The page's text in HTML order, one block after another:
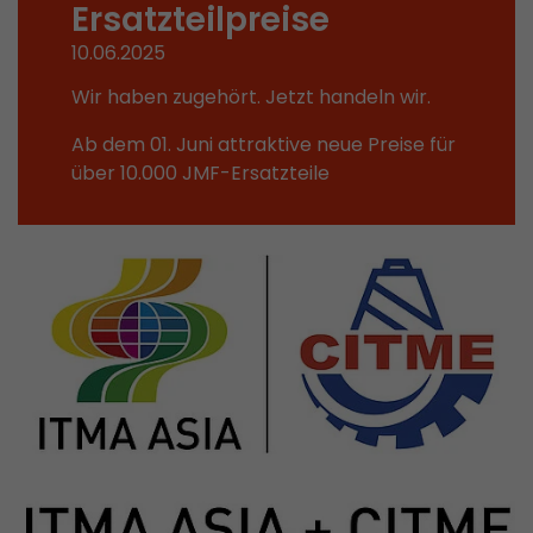
Ersatzteilpreise
10.06.2025
Wir haben zugehört. Jetzt handeln wir.
Ab dem 01. Juni attraktive neue Preise für
über 10.000 JMF-Ersatzteile
In diesem Cookie werden die
abgespeichert um Besucher zu tracken. In
des ersten Besuches, der Zeitpunkt zu
eindeutiger Besucher auf der Webseite
Name __utmb
www.google.com/analytics/
Laufzeit 30 min
Zweck
In diesem Cookie merkt sich Google Analytics
abgelaufen ist und wie tief sich ein Besucher
bewegt. Es speichert die Anzahl von
aktuellen Besuches und die Startzeit des